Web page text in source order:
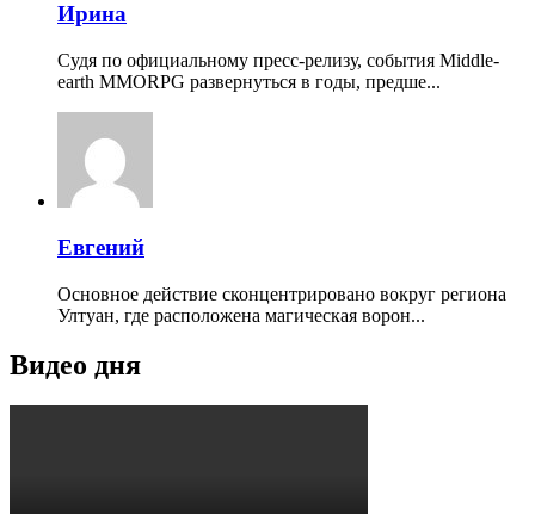
Ирина
Судя по официальному пресс-релизу, события Middle-
earth MMORPG развернуться в годы, предше...
Евгений
Основное действие сконцентрировано вокруг региона
Ултуан, где расположена магическая ворон...
Видео дня